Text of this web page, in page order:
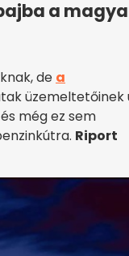
a
de a
üzemeltetőinek
még ez sem
Riport